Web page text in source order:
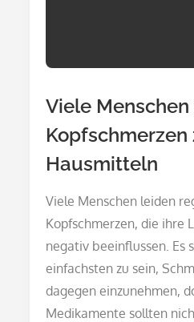
Viele
Kopfschmerzen
Hausmitteln
Viele Menschen leiden
Kopfschmerzen, die ihre
negativ beeinflussen. Es
einfachsten zu sein,
dagegen einzunehmen,
Medikamente sollten